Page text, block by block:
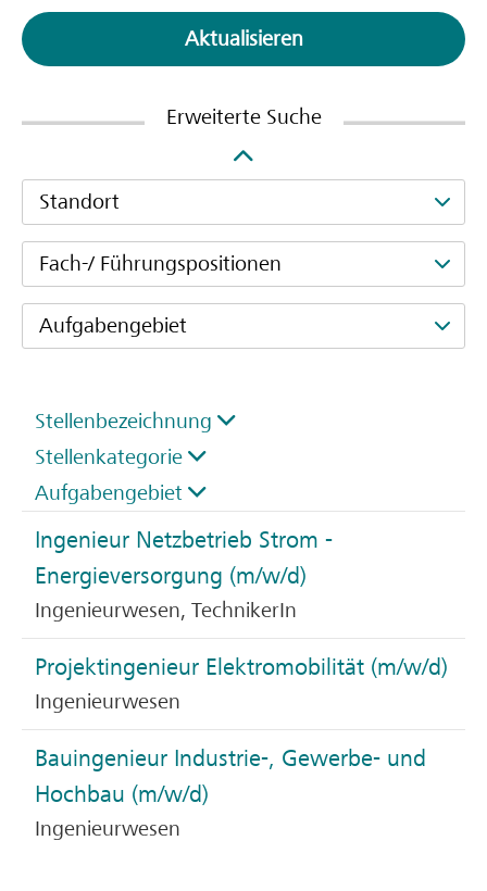
Aktualisieren
Erweiterte Suche
Standort
Fach-/ Führungspositionen
Aufgabengebiet
Stellenbezeichnung
Stellenkategorie
Aufgabengebiet
Ingenieur Netzbetrieb Strom -
Energieversorgung (m/w/d)
Ingenieurwesen, TechnikerIn
Projektingenieur Elektromobilität (m/w/d)
Ingenieurwesen
Bauingenieur Industrie-, Gewerbe- und
Hochbau (m/w/d)
Ingenieurwesen